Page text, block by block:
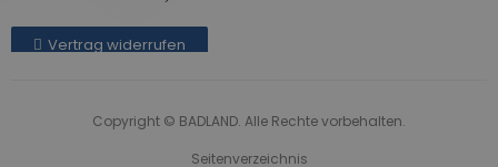
Vertrag widerrufen
Copyright © BADLAND. Alle Rechte vorbehalten.
Seitenverzeichnis